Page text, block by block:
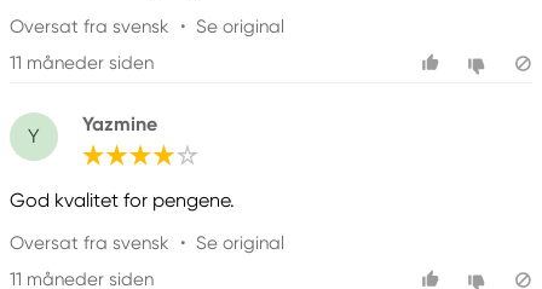
Oversat fra svensk • Se original
11 måneder siden
Y
Yazmine
God kvalitet for pengene.
Oversat fra svensk • Se original
11 måneder siden